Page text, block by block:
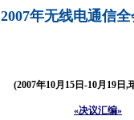
2007年无线电通信
(2007年10月15日-10月19日,
«决议汇编»